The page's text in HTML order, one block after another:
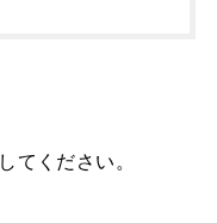
してください。